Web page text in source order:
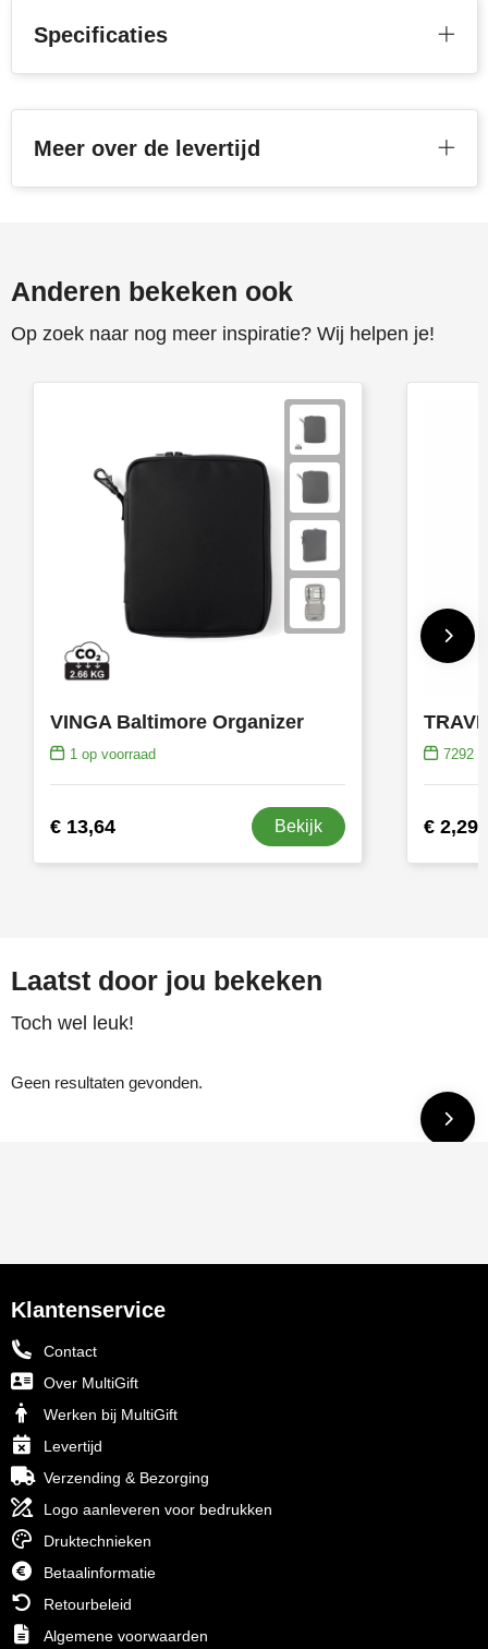
Toppoint
Vinga
Specificaties
Meer over de levertijd
Anderen bekeken ook
Op zoek naar nog meer inspiratie? Wij helpen je!
VINGA Baltimore Organizer
1op voorraad
€ 13,64 Bekijk
7292
€ 2,29
Laatst door jou bekeken
Toch wel leuk!
Geen resultaten gevonden.
Klantenservice
Contact
Over MultiGift
Werken bij MultiGift
Levertijd
Verzending & Bezorging
Logo aanleveren voor bedrukken
Druktechnieken
Betaalinformatie
Retourbeleid
Algemene voorwaarden